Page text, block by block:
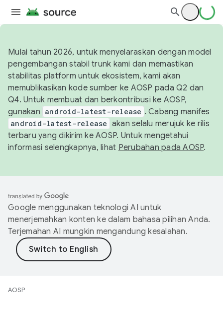
Mulai tahun 2026, untuk menyelaraskan dengan model
pengembangan stabil trunk kami dan memastikan
stabilitas platform untuk ekosistem, kami akan
memublikasikan kode sumber ke AOSP pada Q2 dan
Q4. Untuk membuat dan berkontribusi ke AOSP,
gunakan android-latest-release . Cabang manifes
android-latest-release akan selalu merujuk ke rilis
terbaru yang dikirim ke AOSP. Untuk mengetahui
informasi selengkapnya, lihat Perubahan pada AOSP.
Google menggunakan teknologi AI untuk
menerjemahkan konten ke dalam bahasa pilihan Anda.
Terjemahan AI mungkin mengandung kesalahan.
AOSP